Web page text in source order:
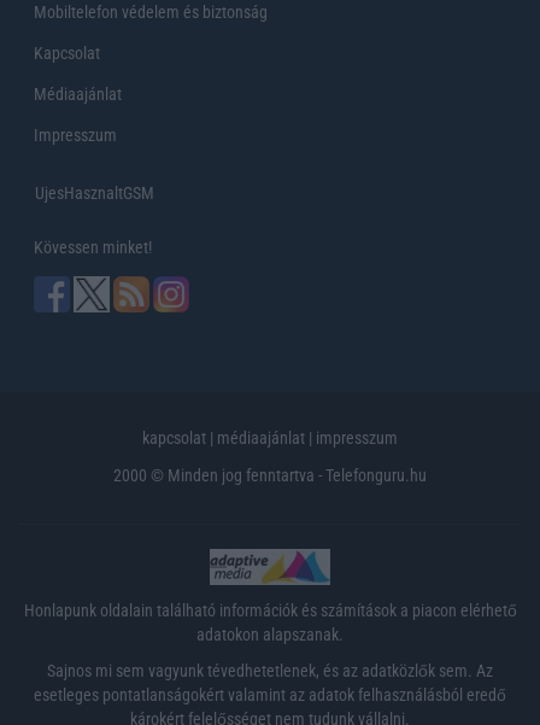
Mobiltelefon védelem és biztonság
Kapcsolat
Médiaajánlat
Impresszum
UjesHasznaltGSM
Kövessen minket!
kapcsolat | médiaajánlat | impresszum
2000 © Minden jog fenntartva - Telefonguru.hu
Honlapunk oldalain található információk és számítások a piacon elérhető
adatokon alapszanak.
Sajnos mi sem vagyunk tévedhetetlenek, és az adatközlők sem. Az
esetleges pontatlanságokért valamint az adatok felhasználásból eredő
károkért felelősséget nem tudunk vállalni.